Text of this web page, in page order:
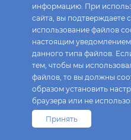
Результаты
акционеров
182.05 КБ
информацию. При
сайта, вы подтверждаете
использование файлов
настоящим
данного типа файлов.
тем, чтобы мы
файлов, то вы должны
образом установить
браузера или не
Принять
Fix Price © 2026. Все